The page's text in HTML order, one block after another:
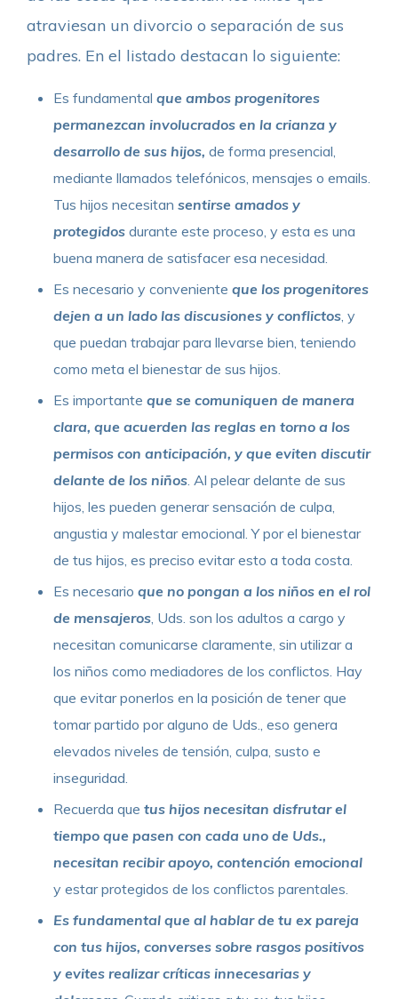
atraviesan un divorcio o separación de sus
padres. En el listado destacan lo siguiente:
Es fundamental que ambos progenitores
permanezcan involucrados en la crianza y
desarrollo de sus hijos, de forma presencial,
mediante llamados telefónicos, mensajes o emails.
Tus hijos necesitan sentirse amados y
protegidos durante este proceso, y esta es una
buena manera de satisfacer esa necesidad.
Es necesario y conveniente que los progenitores
dejen a un lado las discusiones y conflictos , y
que puedan trabajar para llevarse bien, teniendo
como meta el bienestar de sus hijos.
Es importante que se comuniquen de manera
clara, que acuerden las reglas en torno a los
permisos con anticipación, y que eviten discutir
delante de los niños . Al pelear delante de sus
hijos, les pueden generar sensación de culpa,
angustia y malestar emocional. Y por el bienestar
de tus hijos, es preciso evitar esto a toda costa.
Es necesario que no pongan a los niños en el rol
de mensajeros , Uds. son los adultos a cargo y
necesitan comunicarse claramente, sin utilizar a
los niños como mediadores de los conflictos. Hay
que evitar ponerlos en la posición de tener que
tomar partido por alguno de Uds., eso genera
elevados niveles de tensión, culpa, susto e
inseguridad.
Recuerda que tus hijos necesitan disfrutar el
tiempo que pasen con cada uno de Uds.,
necesitan recibir apoyo, contención emocional
y estar protegidos de los conflictos parentales.
Es fundamental que al hablar de tu ex pareja
con tus hijos, converses sobre rasgos positivos
y evites realizar críticas innecesarias y